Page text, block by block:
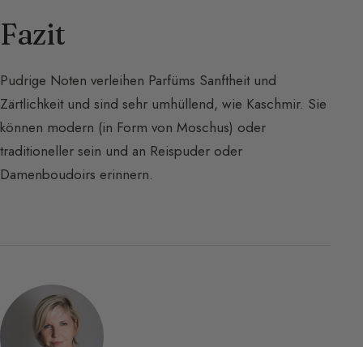
Fazit
Pudrige Noten verleihen Parfüms Sanftheit und
Zärtlichkeit und sind sehr umhüllend, wie Kaschmir. Sie
können modern (in Form von Moschus) oder
traditioneller sein und an Reispuder oder
Damenboudoirs erinnern.